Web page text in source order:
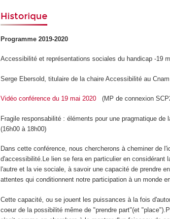
Historique
Programme 2019-2020
Accessibilité et représentations sociales du handicap -19
Serge Ebersold, titulaire de la chaire Accessibilité au
Vidéo conférence du 19 mai 2020(MP de connexion
Fragile responsabilité : éléments pour une pragmatique de
(16h00 à 18h00)
Dans cette conférence, nous chercherons à cheminer de
d'accessibilité.Le lien se fera en particulier en considérant
l'autre et la vie sociale, à savoir une capacité de prendre
attentes qui conditionnent notre participation à un monde
Cette capacité, ou se jouent les puissances à la fois
coeur de la possibilité même de "prendre part"(et